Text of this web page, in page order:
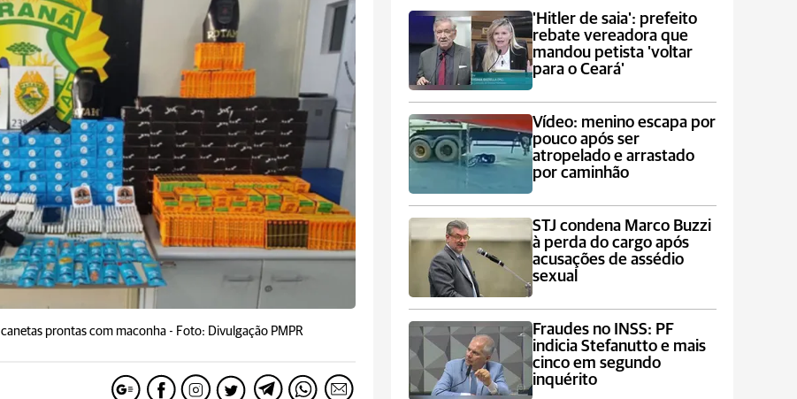
prontas com maconha - Foto: Divulgação PMPR
'Hitler de saia': prefeito
rebate vereadora que
mandou petista 'voltar
para o Ceará'
Vídeo: menino escapa por
pouco após ser
atropelado e arrastado
por caminhão
STJ condena Marco Buzzi
à perda do cargo após
acusações de assédio
sexual
Fraudes no INSS: PF
indicia Stefanutto e mais
cinco em segundo
inquérito